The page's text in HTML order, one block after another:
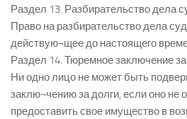
Раздел 13. Разбирательство дела
Право на разбирательство дела
действую¬щее до настоящего
Раздел 14. Тюремное заключение за
Ни одно лицо не может быть
заклю¬чению за долги, если оно не
предоставить свое имущество в